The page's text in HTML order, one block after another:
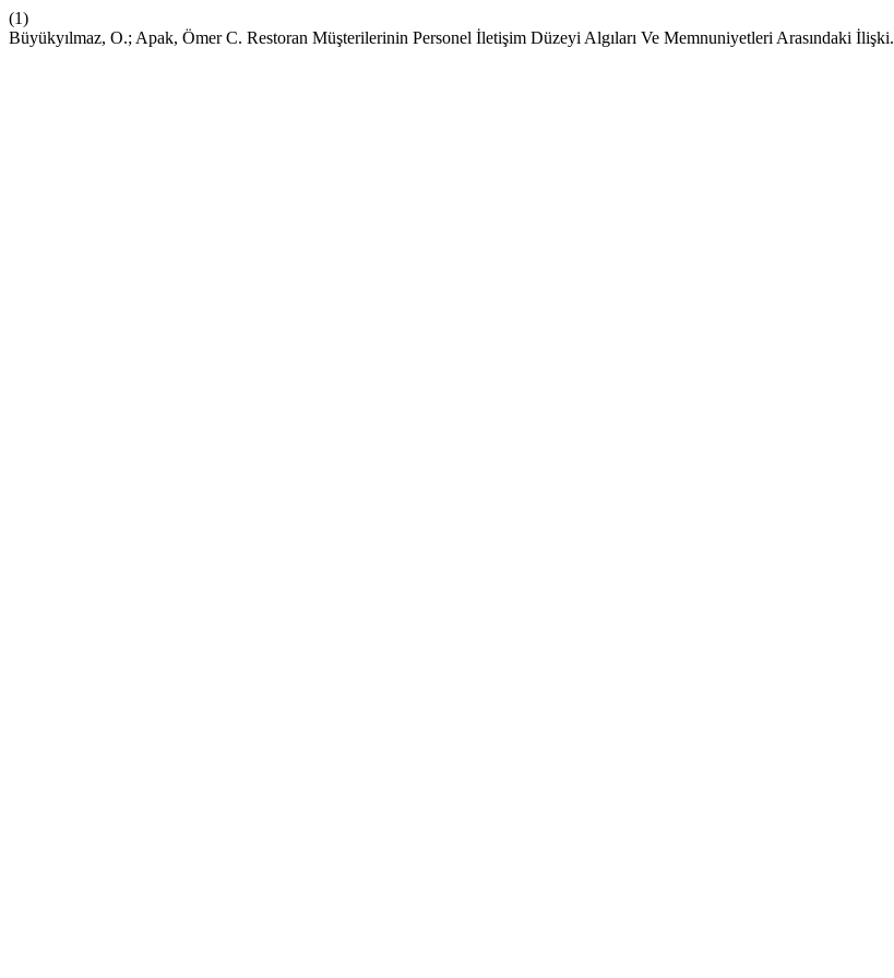
(1)
Büyükyılmaz, O.; Apak, Ömer C. Restoran Müşterilerinin Personel İletişim Düzeyi Algıları Ve Memnuniyetleri Arasındaki İlişki.